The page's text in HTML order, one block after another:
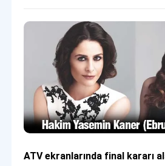
ATV ekranlarında final kararı